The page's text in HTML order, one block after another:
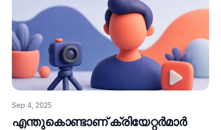
Sep 4, 2025
എന്തുകൊണ്ടാണ് ക്രിയേറ്റർമാർ